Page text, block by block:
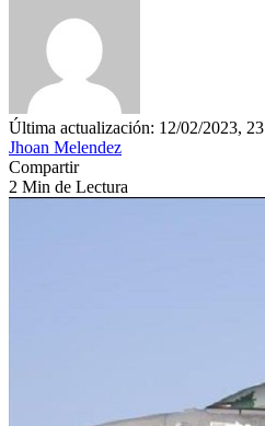
Última actualización: 12/02/2023, 23
Jhoan Melendez
Compartir
2 Min de Lectura